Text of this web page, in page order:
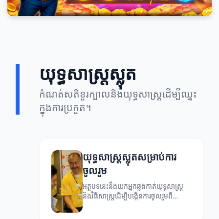
យុទ្ធសាស្ត្រស្លុត
កំណត់សតិខួរក្បាលនិងយុទ្ធសាស្ត្រដើម្បីឈ្នះ
ក្នុងការប្រកួត។
យុទ្ធសាស្ត្រស្លុតសម្រាប់ការ
ចូលរួម
អត្ថបទនេះនឹងយកអ្នកឆ្លងកាត់យុទ្ធសាស្ត្រ
និងវិធីសាស្ត្រដើម្បីបង្កើនការចូលរួមពី
អតិថិជន។